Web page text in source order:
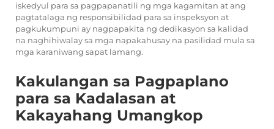
iskedyul para sa pagpapanatili ng mga kagamitan at ang
pagtatalaga ng responsibilidad para sa inspeksyon at
pagkukumpuni ay nagpapakita ng dedikasyon sa kalidad
na naghihiwalay sa mga napakahusay na pasilidad mula sa
mga karaniwang sapat lamang.
Kakulangan sa Pagpaplano
para sa Kadalasan at
Kakayahang Umangkop